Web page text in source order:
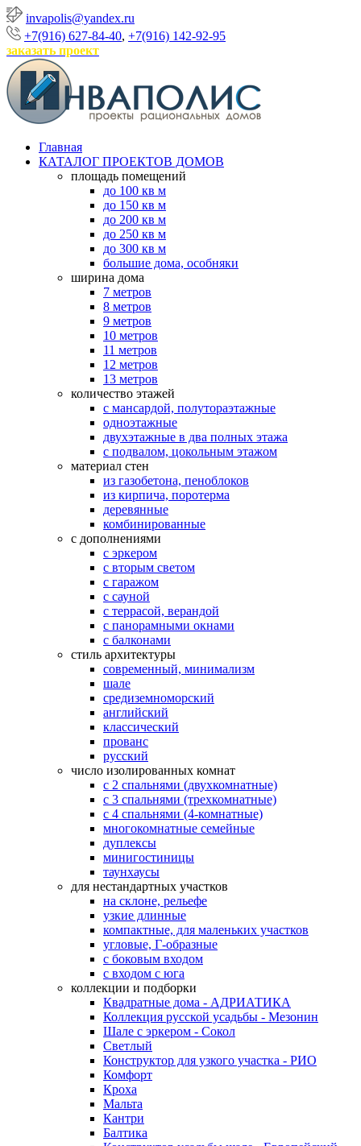
invapolis@yandex.ru
+7(916) 627-84-40, +7(916) 142-92-95
заказать проект
Главная
КАТАЛОГ ПРОЕКТОВ ДОМОВ
площадь помещений
до 100 кв м
до 150 кв м
до 200 кв м
до 250 кв м
до 300 кв м
большие дома, особняки
ширина дома
7 метров
8 метров
9 метров
10 метров
11 метров
12 метров
13 метров
количество этажей
с мансардой, полутораэтажные
одноэтажные
двухэтажные в два полных этажа
с подвалом, цокольным этажом
материал стен
из газобетона, пеноблоков
из кирпича, поротерма
деревянные
комбинированные
с дополнениями
с эркером
с вторым светом
с гаражом
с сауной
с террасой, верандой
с панорамными окнами
с балконами
стиль архитектуры
современный, минимализм
шале
средиземноморский
английский
классический
прованс
русский
число изолированных комнат
с 2 спальнями (двухкомнатные)
с 3 спальнями (трехкомнатные)
с 4 спальнями (4-комнатные)
многокомнатные семейные
дуплексы
минигостиницы
таунхаусы
для нестандартных участков
на склоне, рельефе
узкие длинные
компактные, для маленьких участков
угловые, Г-образные
с боковым входом
с входом с юга
коллекции и подборки
Квадратные дома - АДРИАТИКА
Коллекция русской усадьбы - Мезонин
Шале с эркером - Сокол
Светлый
Конструктор для узкого участка - РИО
Комфорт
Кроха
Мальта
Кантри
Балтика